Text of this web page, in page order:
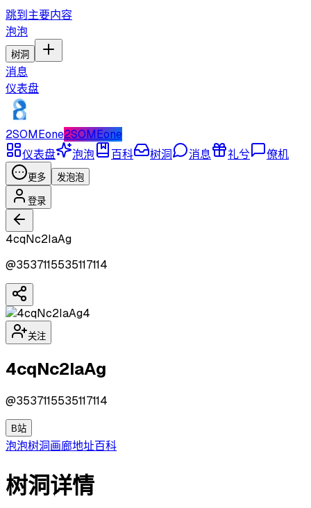
跳到主要内容
泡泡
树洞
消息
仪表盘
2SOMEone2SOMEone
仪表盘
泡泡 百科 树洞 消息 礼兮 僚机
更多 发泡泡
登录
4cqNc2IaAg
@3537115535117114
4
关注
4cqNc2IaAg
@3537115535117114
B站
泡泡树洞画廊地址百科
树洞详情